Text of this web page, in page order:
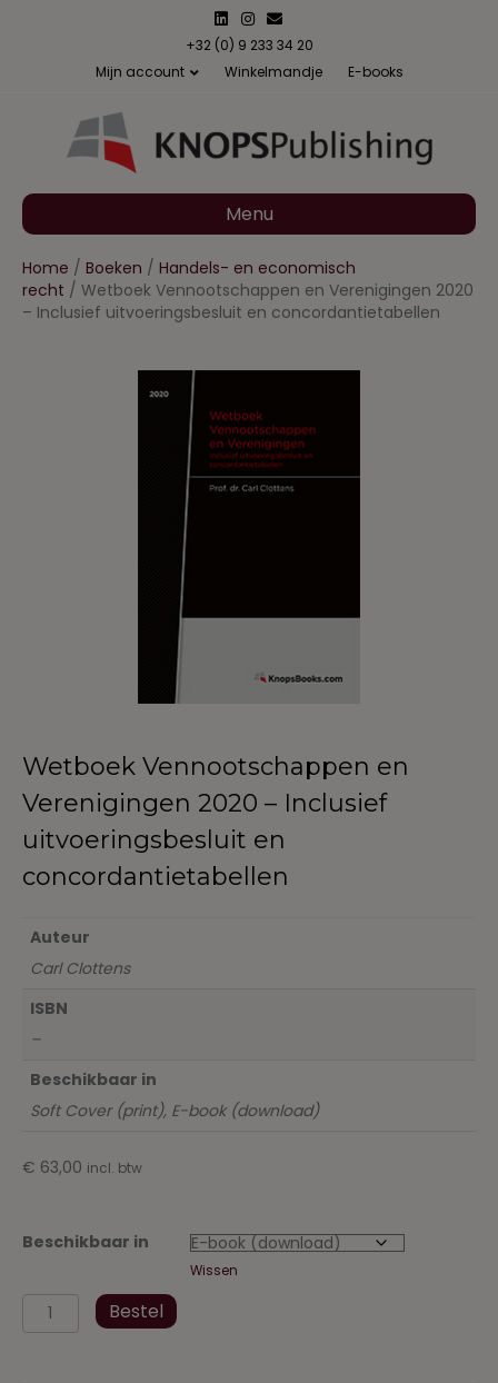
n
n
s
a
m
m
a
l
+32 (0) 9 233 34 20
Mijn account
Winkelmandje E-books
Menu
Home / Boeken / Handels- en economisch
recht / Wetboek Vennootschappen en Verenigingen 2020
– Inclusief uitvoeringsbesluit en concordantietabellen
Wetboek Vennootschappen en
Verenigingen 2020 – Inclusief
uitvoeringsbesluit en
concordantietabellen
Auteur
Carl Clottens
ISBN
–
Beschikbaar in
Soft Cover (print), E-book (download)
€ 63,00 incl. btw
Beschikbaar in
Wissen
Wetboek
Vennootschappen
Bestel